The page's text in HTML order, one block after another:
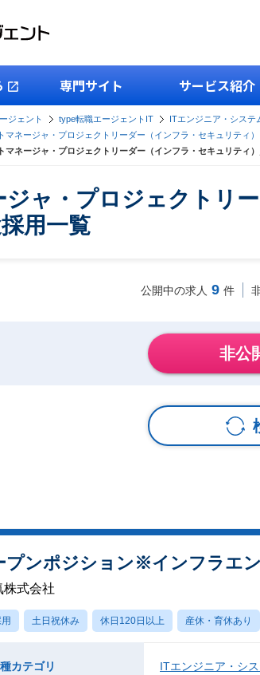
専門サイト サービス紹介
ジェント type転職エージェントIT ITエンジニア・システ
マネージャ・プロジェクトリーダー（インフラ・セキュリティ）
マネージャ・プロジェクトリーダー（インフラ・セキュリティ
ャ・プロジェクトリ
用一覧
公開中の求人 9 件
非公
ンポジション※インフラエン
株式会社
土日祝休み 休日120日以上 産休・育休あり
カテゴリ ITエンジニア・シ